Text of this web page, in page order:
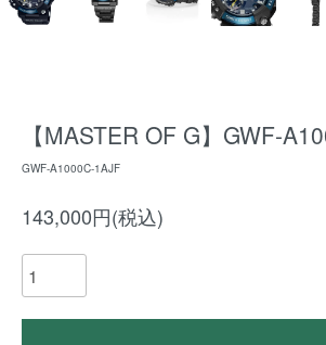
【MASTER OF G】GWF-
GWF-A1000C-1AJF
143,000円(税込)